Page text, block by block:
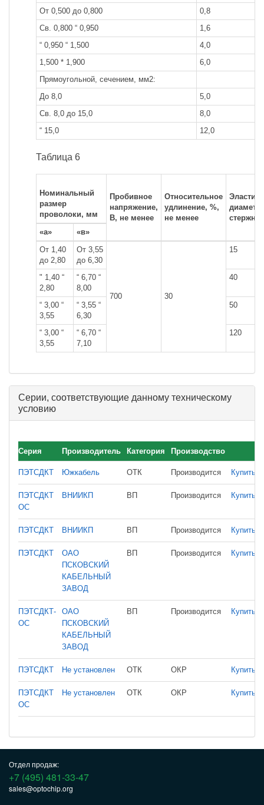
От 0,500 до 0,800
0,8
Св. 0,800 “ 0,950
1,6
“ 0,950 “ 1,500
4,0
1,500 * 1,900
6,0
Прямоугольной, сечением, мм2:
До 8,0
5,0
Св. 8,0 до 15,0
8,0
“ 15,0
12,0
Таблица 6
Номинальный
размер
проволоки, мм
Пробивное
напряжение,
В, не менее
Относительное
удлинение, %,
не менее
диаметр
«а»
«в»
От 1,40
до 2,80
От 3,55
до 6,30
700 30
15
" 1,40 “
2,80
“ 6,70 “
8,00
40
“ 3,00 “
3,55
“ 3,55 “
6,30
50
“ 3,00 “
3,55
“ 6,70 “
7,10
120
Серии, соответствующие данному техническому
условию
Серия Производитель Категория Производство
ПЭТСДКТ Южкабель ОТК Производится Купить
ПЭТСДКТ
ОС
ВНИИКП ВП Производится Купить
ПЭТСДКТ ВНИИКП ВП Производится Купить
ПЭТСДКТ
ОАО
ПСКОВСКИЙ
КАБЕЛЬНЫЙ
ЗАВОД
ВП Производится Купить
ПЭТСДКТ-
ОС
ОАО
ПСКОВСКИЙ
КАБЕЛЬНЫЙ
ЗАВОД
ВП Производится Купить
ПЭТСДКТ Не установлен ОТК ОКР Купить
ПЭТСДКТ
ОС
Не установлен ОТК ОКР Купить
Отдел продаж:
+7 (495) 481-33-47
sales@optochip.org